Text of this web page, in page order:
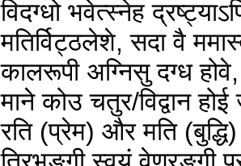
विदग्धो भवेत्स्नेह
मतिर्विट्ठलेशे, सदा वै
कालरूपी अग्निसु दग्ध
माने कोउ चतुर/विद्वान
रति (प्रेम) और मति